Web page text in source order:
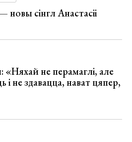
новы сінгл Анастасіі
«Няхай не перамаглі, але
і не здавацца, нават цяпер,